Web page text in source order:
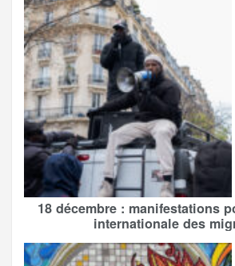
18 décembre : manifestations
internationale des